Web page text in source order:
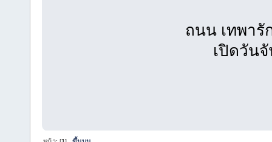
ถนน เทพารั
เปิดวัน